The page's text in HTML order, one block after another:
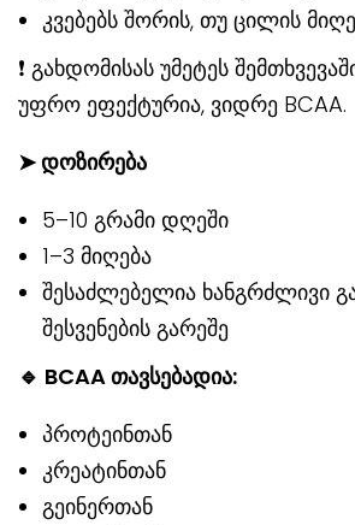
კვებებს შორის, თუ ცილის
❗ გახდომისას უმეტეს
უფრო ეფექტურია, ვიდრე BCAA.
➤ დოზირება
5–10 გრამი დღეში
1–3 მიღება
შესაძლებელია ხანგრძლივი
შესვენების გარეშე
🔹 BCAA თავსებადია:
პროტეინთან
კრეატინთან
გეინერთან